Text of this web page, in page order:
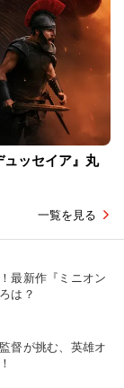
ュッセイア』丸
一覧を見る
最新作『ミニオン
は？
督が挑む、英雄オ